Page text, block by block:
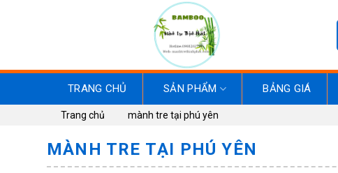
TRANG CHỦ SẢN PHẨM BẢNG GIÁ
Trang chủ mành tre tại phú yên
MÀNH TRE TẠI PHÚ YÊN